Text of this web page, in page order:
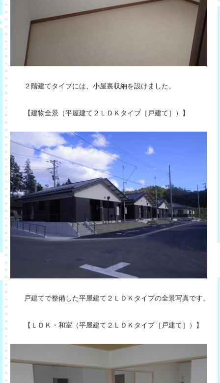
２階建てタイプには、小屋裏収納を設けました。
【建物全景（平屋建て２ＬＤＫタイプ［戸建て］）】
戸建てで整備した平屋建て２ＬＤＫタイプの全景写真です。
【ＬＤＫ・和室（平屋建て２ＬＤＫタイプ［戸建て］）】